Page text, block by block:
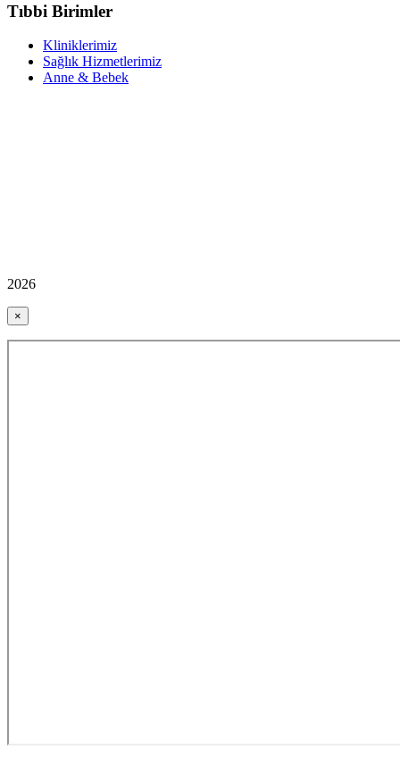
Tıbbi Birimler
Kliniklerimiz
Sağlık Hizmetlerimiz
Anne & Bebek
2026
×